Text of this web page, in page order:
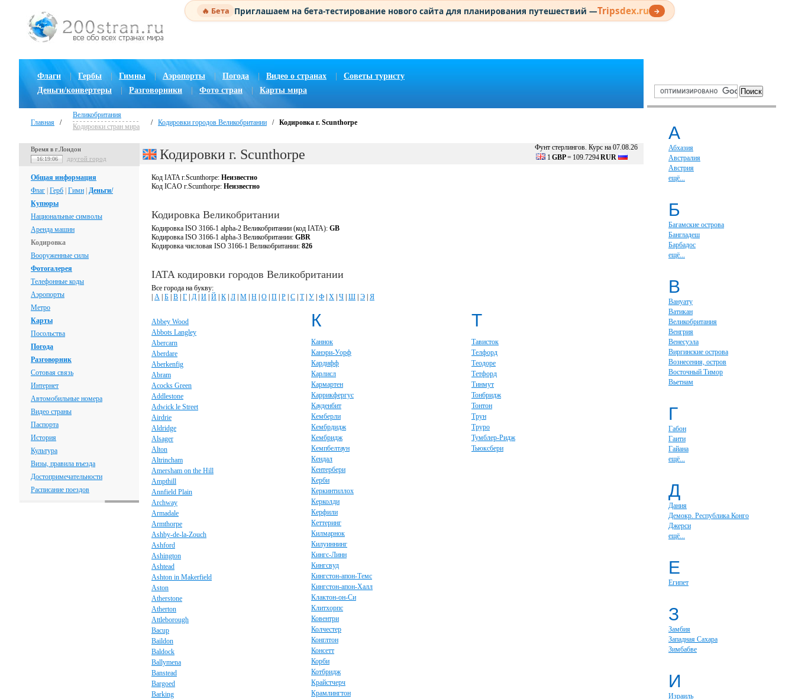
🔥 Бета Приглашаем на бета-тестирование нового сайта для планирования путешествий —Tripsdex.ru →
Флаги Гербы Гимны | Аэропорты Погода | Видео о странах
Советы туристу
Деньги/конвертеры
Разговорники Фото стран Карты мира
Главная /
Великобритания
Кодировки стран мира
/ Кодировки городов Великобритании / Кодировка г. Scunthorpe
Время в г.Лондон
16:19:07 другой город
Общая информация
Флаг Герб Гимн Деньги/
Купюры
Национальные символы
Аренда машин
Кодировка
Вооруженные силы
Фотогалерея
Телефонные коды
Аэропорты
Метро
Карты
Посольства
Погода
Разговорник
Сотовая связь
Интернет
Автомобильные номера
Видео страны
Паспорта
История
Культура
Визы, правила въезда
Достопримечательности
Расписание поездов
Фунт стерлингов. Курс на 07.08.26
1 GBP= 109.7294RUR
Кодировки г. Scunthorpe
Код IATA г.Scunthorpe: Неизвестно
Код ICAO г.Scunthorpe: Неизвестно
Кодировка Великобритании
Кодировка ISO 3166-1 alpha-2 Великобритании (код IATA): GB
Кодировка ISO 3166-1 alpha-3 Великобритании: GBR
Кодировка числовая ISO 3166-1 Великобритании: 826
IATA кодировки городов Великобритании
Все города на букву:
А Б В Г Д И Й К Л М Н О П Р С Т| У Ф Х Ч Ш Э Я
Abbey Wood
Abbots Langley
Abercarn
Aberdare
Aberkenfig
Abram
Acocks Green
Addlestone
Adwick le Street
Airdrie
Aldridge
Alsager
Alton
Altrincham
Amersham on the Hill
Ampthill
Annfield Plain
Archway
Armadale
Armthorpe
Ashby-de-la-Zouch
Ashford
Ashington
Ashtead
Ashton in Makerfield
Aston
Atherstone
Atherton
Attleborough
Bacup
Baildon
Baldock
Ballymena
Banstead
Bargoed
Barking
К
Каннок
Канэри-Уорф
Кардифф
Карлисл
Кармартен
Каррикфергус
Кауденбит
Кемберли
Кембрдидж
Кембридж
Кемпбелтаун
Кендал
Кентербери
Керби
Керкинтиллох
Керколди
Керфили
Кеттеринг
Килмарнок
Килуиннинг
Кингс-Линн
Кингсвуд
Кингстон-апон-Темс
Кингстон-апон-Халл
Клактон-он-Си
Клитхорпс
Ковентри
Колчестер
Конглтон
Консетт
Корби
Котбридж
Крайстчерч
Крамлингтон
Т
Тависток
Телфорд
Теодоре
Тетфорд
Тинмут
Тонбридж
Тонтон
Трун
Труро
Тумблер-Ридж
Тьюксбери
А
Абхазия
Австралия
Австрия
ещё...
Б
Багамские острова
Бангладеш
Барбадос
ещё...
В
Вануату
Ватикан
Великобритания
Венгрия
Венесуэла
Виргинские острова
Вознесения, остров
Восточный Тимор
Вьетнам
Г
Габон
Гаити
Гайана
ещё...
Д
Дания
Демокр. Республика Конго
Джерси
ещё...
Е
Египет
З
Замбия
Западная Сахара
Зимбабве
И
Израиль